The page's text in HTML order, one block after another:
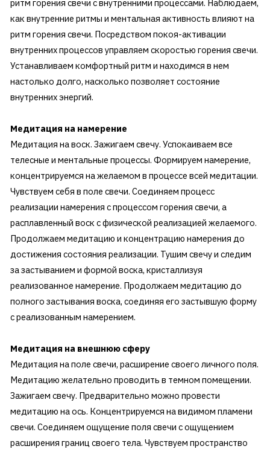
ритм горения свечи с внутренними процессами. Наблюдаем,
как внутренние ритмы и ментальная активность влияют на
ритм горения свечи. Посредством покоя-активации
внутренних процессов управляем скоростью горения свечи.
Устанавливаем комфортный ритм и находимся в нем
настолько долго, насколько позволяет состояние
внутренних энергий.
Медитация на намерение
Медитация на воск. Зажигаем свечу. Успокаиваем все
телесные и ментальные процессы. Формируем намерение,
концентрируемся на желаемом в процессе всей медитации.
Чувствуем себя в поле свечи. Соединяем процесс
реализации намерения с процессом горения свечи, а
расплавленный воск с физической реализацией желаемого.
Продолжаем медитацию и концентрацию намерения до
достижения состояния реализации. Тушим свечу и следим
за застыванием и формой воска, кристаллизуя
реализованное намерение. Продолжаем медитацию до
полного застывания воска, соединяя его застывшую форму
с реализованным намерением.
Медитация на внешнюю сферу
Медитация на поле свечи, расширение своего личного поля.
Медитацию желательно проводить в темном помещении.
Зажигаем свечу. Предварительно можно провести
медитацию на ось. Концентрируемся на видимом пламени
свечи. Соединяем ощущение поля свечи с ощущением
расширения границ своего тела. Чувствуем пространство